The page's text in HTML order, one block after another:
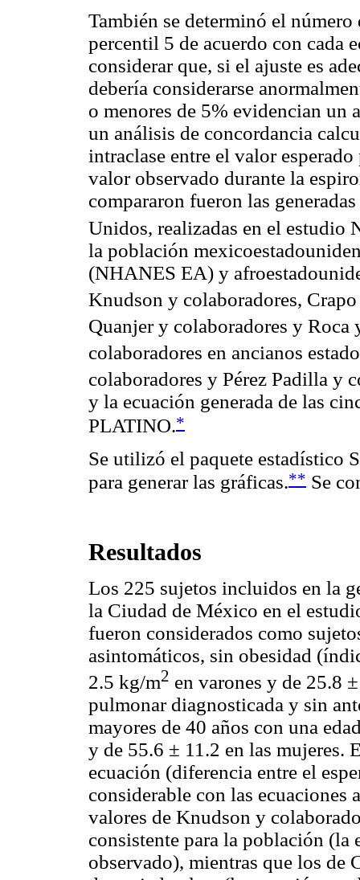
También se determinó el
percentil 5 de acuerdo con cada
considerar que, si el ajuste es
debería considerarse
o menores de 5% evidencian un
un análisis de concordancia
intraclase entre el valor
valor observado durante la
compararon fueron las
Unidos, realizadas en el estudio
la población
(NHANES EA) y
Knudson y colaboradores,
Quanjer y colaboradores y Roca
colaboradores en ancianos
colaboradores y Pérez Padilla y
y la ecuación generada de las
PLATINO.*
Se utilizó el paquete estadístico
para generar las gráficas.** Se
Resultados
Los 225 sujetos incluidos en la
la Ciudad de México en el
fueron considerados como
asintomáticos, sin obesidad
2.5 kg/m2 en varones y de 25.8
pulmonar diagnosticada y sin
mayores de 40 años con una
y de 55.6 ± 11.2 en las mujeres.
ecuación (diferencia entre el
considerable con las ecuaciones
valores de Knudson y
consistente para la población
observado), mientras que los de